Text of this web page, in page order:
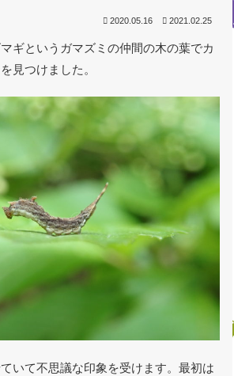
2020.05.16 2021.02.25
ギというガマズミの仲間の木の葉でカ
見つけました。
いて不思議な印象を受けます。最初は